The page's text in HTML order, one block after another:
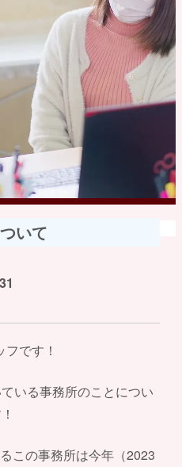
いて
です！
いる事務所のことについ
この事務所は今年（2023